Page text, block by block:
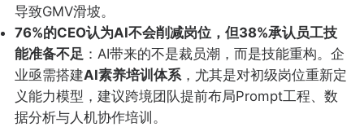
导致GMV滑坡。
76%的CEO认为AI不会削减岗位，但38%承认员工技
能准备不足：AI带来的不是裁员潮，而是技能重构。企
业亟需搭建AI素养培训体系，尤其是对初级岗位重新定
义能力模型，建议跨境团队提前布局Prompt工程、数
据分析与人机协作培训。